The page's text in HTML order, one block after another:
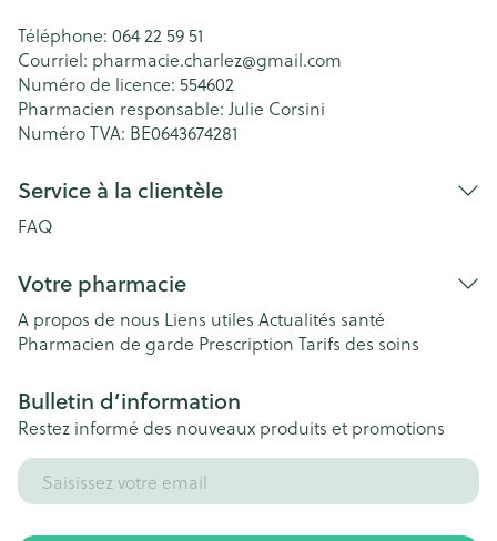
Téléphone: 064 22 59 51
Courriel: pharmacie.charlez@gmail.com
Numéro de licence: 554602
Pharmacien responsable: Julie Corsini
Numéro TVA: BE0643674281
Service à la clientèle
FAQ
Votre pharmacie
A propos de nous Liens utiles Actualités santé
Pharmacien de garde Prescription Tarifs des soins
Bulletin d’information
Restez informé des nouveaux produits et promotions
Adresse mail